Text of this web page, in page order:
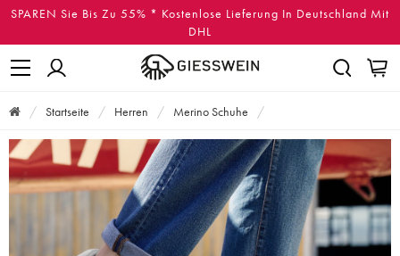
SPAREN Sie Bis Zu 55% * Kostenlose Lieferung In Deutschland Mit
DHL
Startseite Herren Merino Schuhe